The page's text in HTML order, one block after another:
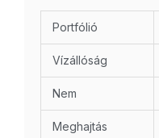
Portfólió
Vízállóság
Nem
Meghajtás